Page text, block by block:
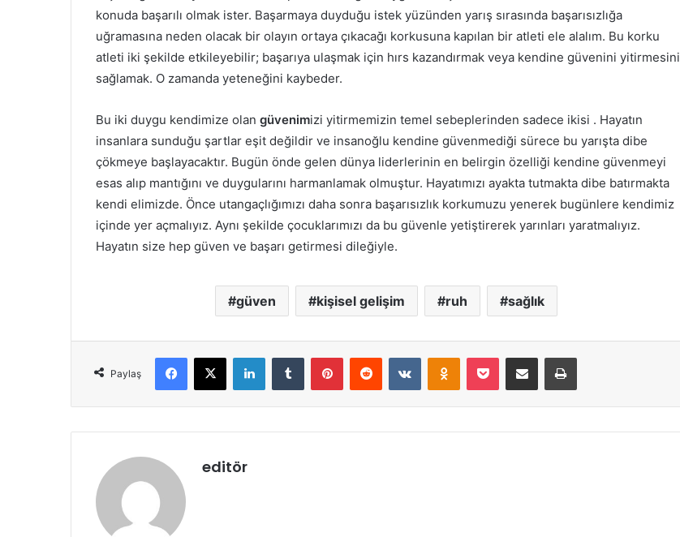
konuda başarılı olmak ister. Başarmaya duyduğu istek yüzünden yarış sırasında başarısızlığa
uğramasına neden olacak bir olayın ortaya çıkacağı korkusuna kapılan bir atleti ele alalım. Bu korku
atleti iki şekilde etkileyebilir; başarıya ulaşmak için hırs kazandırmak veya kendine güvenini yitirmesini
sağlamak. O zamanda yeteneğini kaybeder.
Bu iki duygu kendimize olan güvenimizi yitirmemizin temel sebeplerinden sadece ikisi . Hayatın
insanlara sunduğu şartlar eşit değildir ve insanoğlu kendine güvenmediği sürece bu yarışta dibe
çökmeye başlayacaktır. Bugün önde gelen dünya liderlerinin en belirgin özelliği kendine güvenmeyi
esas alıp mantığını ve duygularını harmanlamak olmuştur. Hayatımızı ayakta tutmakta dibe batırmakta
kendi elimizde. Önce utangaçlığımızı daha sonra başarısızlık korkumuzu yenerek bugünlere kendimiz
içinde yer açmalıyız. Aynı şekilde çocuklarımızı da bu güvenle yetiştirerek yarınları yaratmalıyız.
Hayatın size hep güven ve başarı getirmesi dileğiyle.
güven kişisel gelişim ruh sağlık
Paylaş
Facebook
X LinkedInTumblr PinterestReddit VKontakteOdnoklassniki
Pocket E-Posta ile paylaş Yazdır
editör